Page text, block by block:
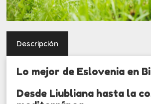
Descripción
Lo mejor de Eslovenia en
Desde Liubliana hasta la